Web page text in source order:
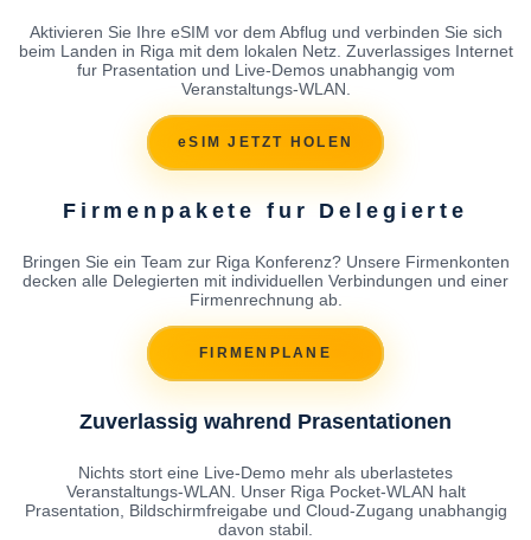
Aktivieren Sie Ihre eSIM vor dem Abflug und verbinden Sie sich
beim Landen in Riga mit dem lokalen Netz. Zuverlassiges Internet
fur Prasentation und Live-Demos unabhangig vom
Veranstaltungs-WLAN.
eSIM JETZT HOLEN
Firmenpakete fur Delegierte
Bringen Sie ein Team zur Riga Konferenz? Unsere Firmenkonten
decken alle Delegierten mit individuellen Verbindungen und einer
Firmenrechnung ab.
FIRMENPLANE
Zuverlassig wahrend Prasentationen
Nichts stort eine Live-Demo mehr als uberlastetes
Veranstaltungs-WLAN. Unser Riga Pocket-WLAN halt
Prasentation, Bildschirmfreigabe und Cloud-Zugang unabhangig
davon stabil.